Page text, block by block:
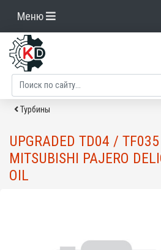
Меню
Турбины
UPGRADED TD04 /
MITSUBISHI PAJERO
OIL